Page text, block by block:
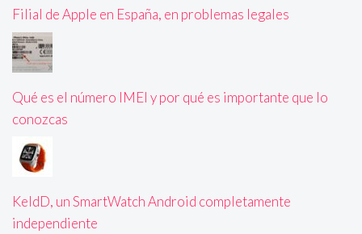
Filial de Apple en España, en problemas legales
Qué es el número IMEI y por qué es importante que lo
conozcas
KeldD, un SmartWatch Android completamente
independiente